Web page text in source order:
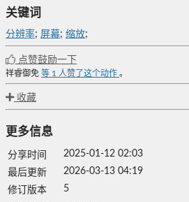
关键词
分辨率; 屏幕; 缩放;
点赞鼓励一下
祥睿御免 等 1 人赞了这个动作 。
收藏
更多信息
分享时间
2025-01-12 02:03
最后更新
2026-03-13 04:19
修订版本
5